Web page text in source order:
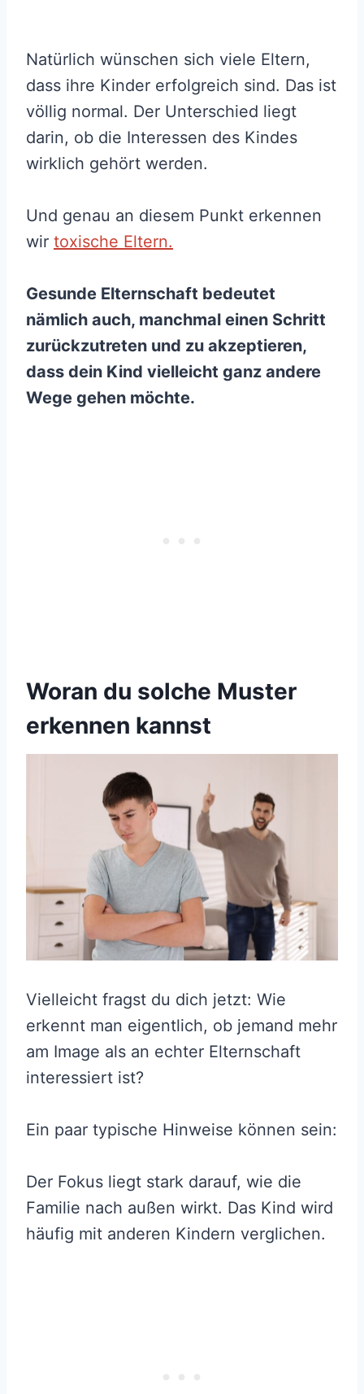
Natürlich wünschen sich viele Eltern,
dass ihre Kinder erfolgreich sind. Das ist
völlig normal. Der Unterschied liegt
darin, ob die Interessen des Kindes
wirklich gehört werden.
Und genau an diesem Punkt erkennen
wir toxische Eltern.
Gesunde Elternschaft bedeutet
nämlich auch, manchmal einen Schritt
zurückzutreten und zu akzeptieren,
dass dein Kind vielleicht ganz andere
Wege gehen möchte.
Woran du solche Muster
erkennen kannst
Vielleicht fragst du dich jetzt: Wie
erkennt man eigentlich, ob jemand mehr
am Image als an echter Elternschaft
interessiert ist?
Ein paar typische Hinweise können sein:
Der Fokus liegt stark darauf, wie die
Familie nach außen wirkt. Das Kind wird
häufig mit anderen Kindern verglichen.